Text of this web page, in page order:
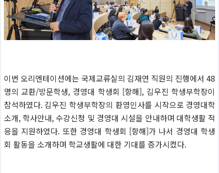
이번 오리엔테이션에는 국제교류실의 김재연 직원의 진행에서 48
명의 교환/방문학생, 경영대 학생회 [항해], 김우진 학생부학장이
참석하였다. 김우진 학생부학장의 환영인사를 시작으로 경영대학
소개, 학사안내, 수강신청 및 경영대 시설을 안내하며 대학생활 적
응을 지원하였다. 또한 경영대 학생회 [항해]가 나서 경영대 학생
회 활동을 소개하며 학교생활에 대한 기대를 증가시켰다.